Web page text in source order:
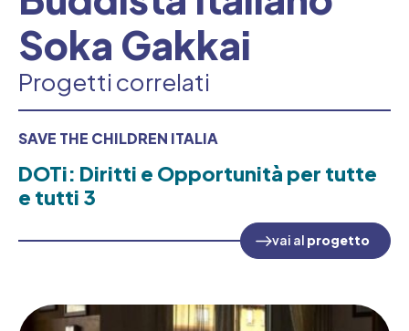
Soka Gakkai
Progetti correlati
SAVE THE CHILDREN ITALIA
DOTi: Diritti e Opportunità per tutte
e tutti 3
vai al progetto